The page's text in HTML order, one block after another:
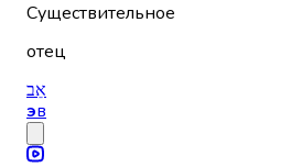
Существительное
отец
אֵב
эв